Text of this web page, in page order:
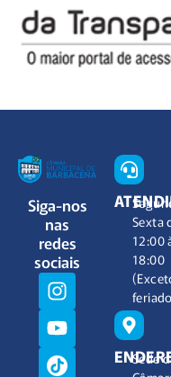
Siga-nos
nas
redes
sociais
Sexta
12:00
18:00
Sede